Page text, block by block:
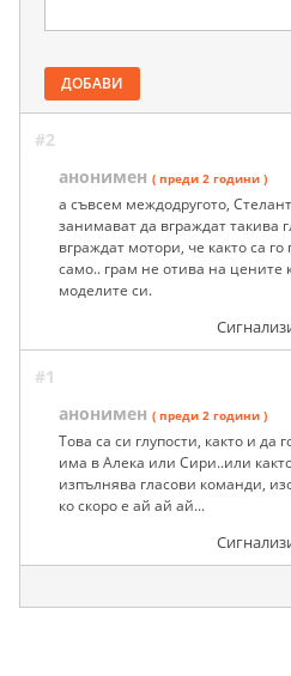
ДОБАВИ
#2
анонимен ( преди 2 години )
а съвсем междодругото,
занимават да вграждат такива
вграждат мотори, че както са
само.. грам не отива на цените
моделите си.
#1
анонимен ( преди 2 години )
Това са си глупости, както и да
има в Алека или Сири..или
изпълнява гласови команди,
ко скоро е ай ай ай...